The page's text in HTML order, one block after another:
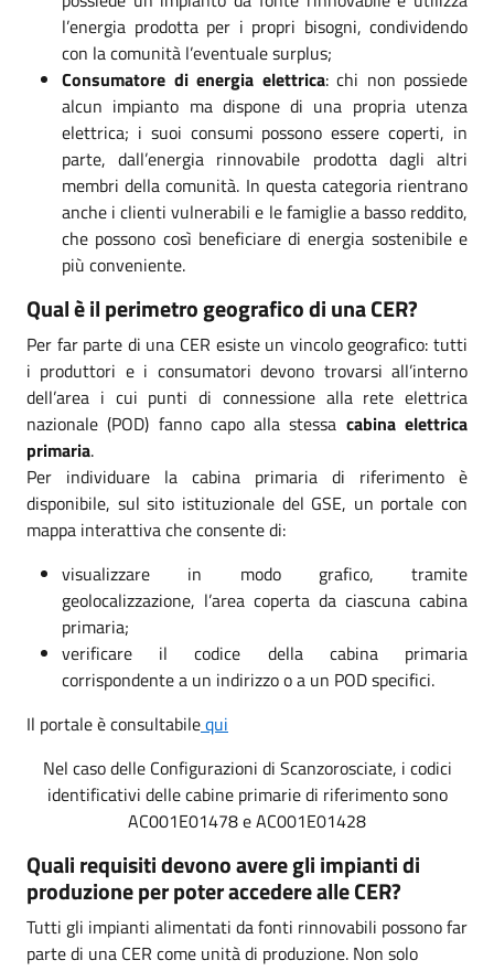
l’energia prodotta per i propri bisogni, condividendo
con la comunità l’eventuale surplus;
Consumatore di energia elettrica: chi non possiede
alcun impianto ma dispone di una propria utenza
elettrica; i suoi consumi possono essere coperti, in
parte, dall’energia rinnovabile prodotta dagli altri
membri della comunità. In questa categoria rientrano
anche i clienti vulnerabili e le famiglie a basso reddito,
che possono così beneficiare di energia sostenibile e
più conveniente.
Qual è il perimetro geografico di una CER?
Per far parte di una CER esiste un vincolo geografico: tutti
i produttori e i consumatori devono trovarsi all’interno
dell’area i cui punti di connessione alla rete elettrica
nazionale (POD) fanno capo alla stessa cabina elettrica
primaria.
Per individuare la cabina primaria di riferimento è
disponibile, sul sito istituzionale del GSE, un portale con
mappa interattiva che consente di:
visualizzare in modo grafico, tramite
geolocalizzazione, l’area coperta da ciascuna cabina
primaria;
verificare il codice della cabina primaria
corrispondente a un indirizzo o a un POD specifici.
Il portale è consultabilequi
Nel caso delle Configurazioni di Scanzorosciate, i codici
identificativi delle cabine primarie di riferimento sono
AC001E01478 e AC001E01428
Quali requisiti devono avere gli impianti di
produzione per poter accedere alle CER?
Tutti gli impianti alimentati da fonti rinnovabili possono far
parte di una CER come unità di produzione. Non solo